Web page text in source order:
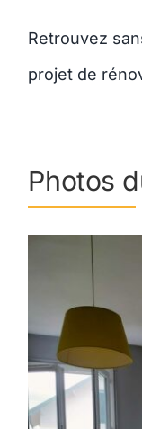
Retrouvez
projet de
Photos